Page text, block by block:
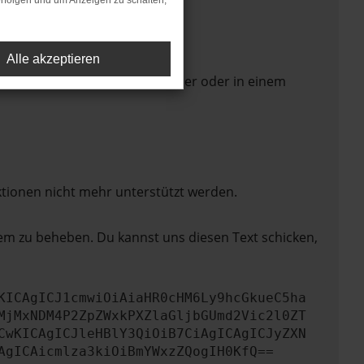
in einem anderen Browser oder in einem
nicht mehr unterstützt werden.
zu beheben. Du kannst uns diesen Text schicken,
Alle akzeptieren